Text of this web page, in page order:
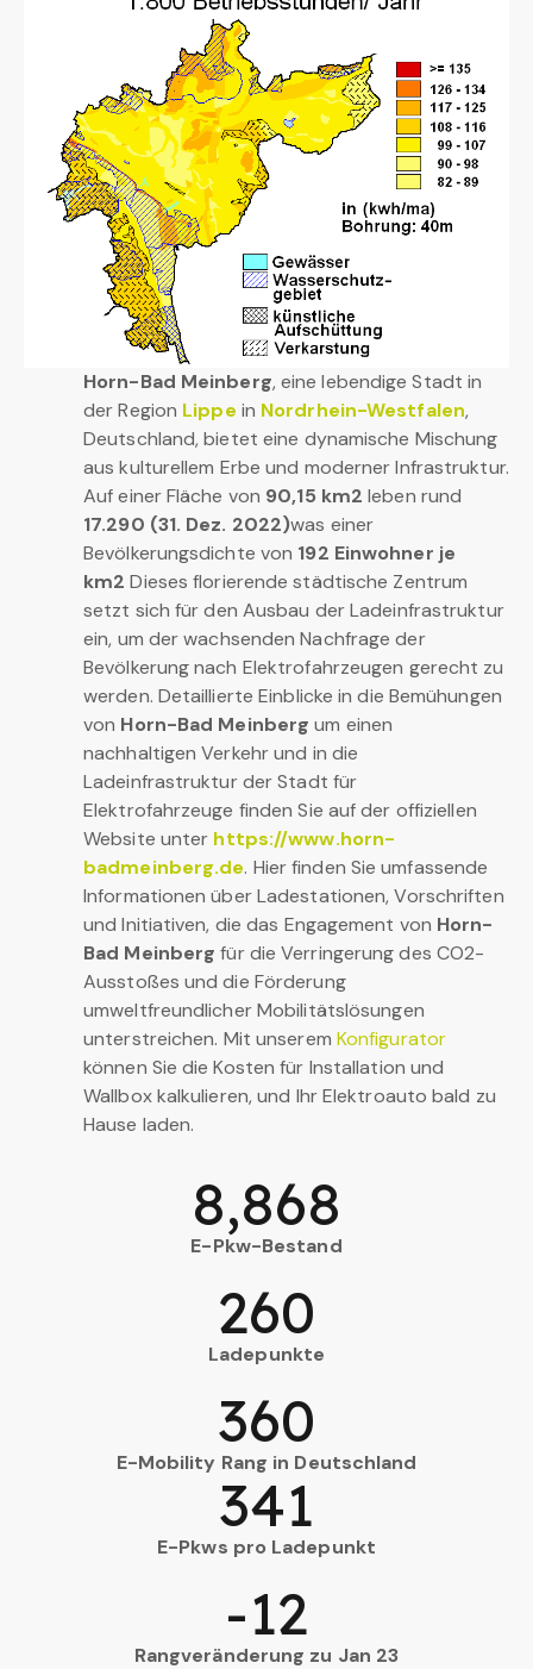
Horn-Bad Meinberg, eine lebendige Stadt in
der Region Lippe in Nordrhein-Westfalen,
Deutschland, bietet eine dynamische Mischung
aus kulturellem Erbe und moderner Infrastruktur.
Auf einer Fläche von 90,15 km2 leben rund
17.290 (31. Dez. 2022)was einer
Bevölkerungsdichte von 192 Einwohner je
km2 Dieses florierende städtische Zentrum
setzt sich für den Ausbau der Ladeinfrastruktur
ein, um der wachsenden Nachfrage der
Bevölkerung nach Elektrofahrzeugen gerecht zu
werden. Detaillierte Einblicke in die Bemühungen
von Horn-Bad Meinberg um einen
nachhaltigen Verkehr und in die
Ladeinfrastruktur der Stadt für
Elektrofahrzeuge finden Sie auf der offiziellen
Website unter https://www.horn-
badmeinberg.de. Hier finden Sie umfassende
Informationen über Ladestationen, Vorschriften
und Initiativen, die das Engagement von Horn-
Bad Meinberg für die Verringerung des CO2-
Ausstoßes und die Förderung
umweltfreundlicher Mobilitätslösungen
unterstreichen. Mit unserem Konfigurator
können Sie die Kosten für Installation und
Wallbox kalkulieren, und Ihr Elektroauto bald zu
Hause laden.
E-Pkw-Bestand
8,868
Ladepunkte
260
E-Mobility Rang in Deutschland
360
E-Pkws pro Ladepunkt
341
Rangveränderung zu Jan 23
-12